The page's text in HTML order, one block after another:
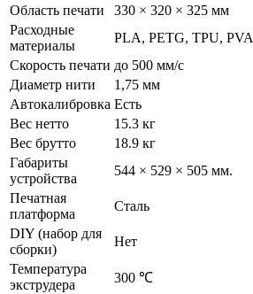
Область печати
330 × 320 × 325 мм
Расходные
материалы
PLA, PETG, TPU, PVA
Скорость печати до 500 мм/с
Диаметр нити
1,75 мм
Автокалибровка Есть
Вес нетто
15.3 кг
Вес брутто
18.9 кг
Габариты
устройства
544 × 529 × 505 мм.
Печатная
платформа
Сталь
DIY (набор для
сборки)
Нет
Температура
экструдера
300 ℃